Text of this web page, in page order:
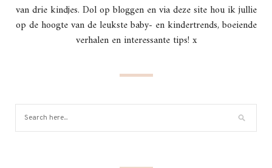
van drie kindjes. Dol op bloggen en via deze site hou ik jullie
op de hoogte van de leukste baby- en kindertrends, boeiende
verhalen en interessante tips! x